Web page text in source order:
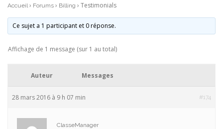
Accueil › Forums › Billing › Testimonials
Ce sujet a 1 participant et 0 réponse.
Affichage de 1 message (sur 1 au total)
Auteur Messages
28 mars 2016 à 9 h 07 min #174
ClasseManager